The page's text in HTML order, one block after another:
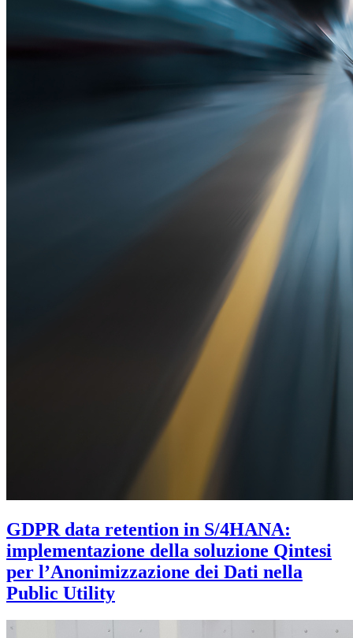
GDPR data retention in S/4HANA:
implementazione della soluzione Qintesi
per l’Anonimizzazione dei Dati nella
Public Utility